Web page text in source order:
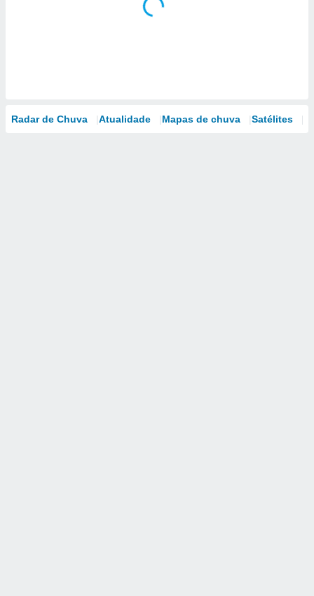
Radar de Chuva Atualidade Mapas de chuva Satélites